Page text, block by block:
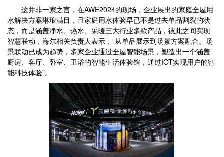
这并非一家之言，在AWE2024的现场，企业展出的家庭全屋用
水解决方案琳琅满目，且家庭用水体验早已不是过去单品割裂的状
态，而是涵盖净水、热水、采暖三大行业多款产品，彼此之间实现
智慧联动，海尔相关负责人表示，“从单品展示到场景方案融合、场
景联动已成为趋势，多家企业通过全屋智能场景，塑造出一个涵盖
厨房、客厅、卧室、卫浴的智能生活体验馆，通过IOT实现用户的智
能科技体验”。